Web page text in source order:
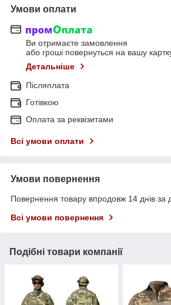
Умови оплати
Ви отримаєте замовлення
або гроші повернуться на вашу
Детальніше
Післяплата
Готівкою
Оплата за реквізитами
Всі умови оплати
Умови повернення
Повернення товару впродовж 14 днів за
Всі умови повернення
Подібні товари компанії